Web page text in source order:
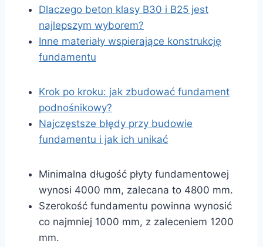
Dlaczego beton klasy B30 i B25 jest
najlepszym wyborem?
Inne materiały wspierające konstrukcję
fundamentu
Krok po kroku: jak zbudować fundament
podnośnikowy?
Najczęstsze błędy przy budowie
fundamentu i jak ich unikać
Minimalna długość płyty fundamentowej
wynosi 4000 mm, zalecana to 4800 mm.
Szerokość fundamentu powinna wynosić
co najmniej 1000 mm, z zaleceniem 1200
mm.